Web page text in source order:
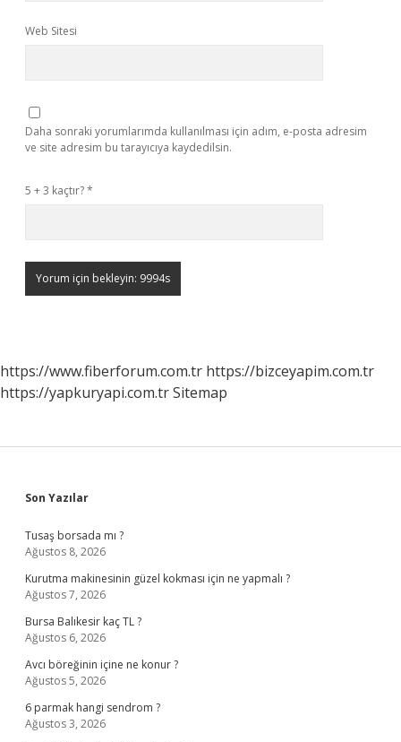
Web Sitesi
Daha sonraki yorumlarımda kullanılması için adım, e-posta adresim
ve site adresim bu tarayıcıya kaydedilsin.
5 + 3 kaçtır?*
https://www.fiberforum.com.tr https://bizceyapim.com.tr
https://yapkuryapi.com.trSitemap
Sidebar
Son Yazılar
Tusaş borsada mı ?
Ağustos 8, 2026
Kurutma makinesinin güzel kokması için ne yapmalı ?
Ağustos 7, 2026
Bursa Balıkesir kaç TL ?
Ağustos 6, 2026
Avcı böreğinin içine ne konur ?
Ağustos 5, 2026
6 parmak hangi sendrom ?
Ağustos 3, 2026